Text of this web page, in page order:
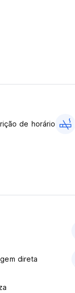
de horário
direta